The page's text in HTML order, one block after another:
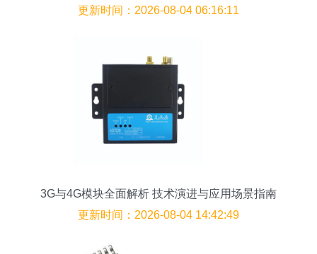
模块的对比分析
更新时间：2026-08-04 06:16:11
3G与4G模块全面解析 技术演进与应用场景指南
更新时间：2026-08-04 14:42:49